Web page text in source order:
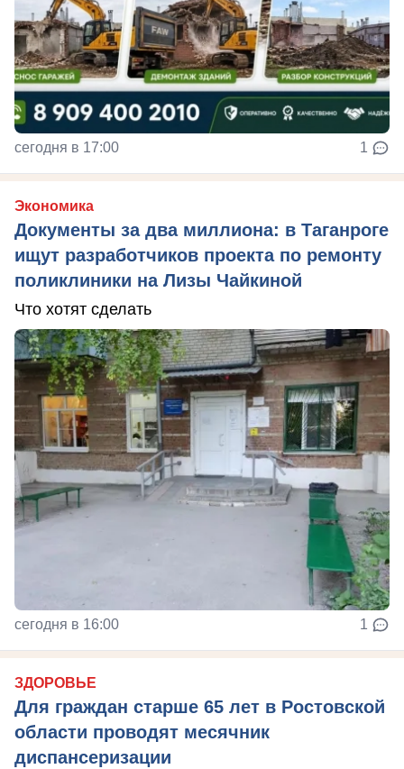
сегодня в 17:00 1
Экономика
Документы за два миллиона: в Таганроге
ищут разработчиков проекта по ремонту
поликлиники на Лизы Чайкиной
Что хотят сделать
сегодня в 16:00 1
ЗДОРОВЬЕ
Для граждан старше 65 лет в Ростовской
области проводят месячник
диспансеризации